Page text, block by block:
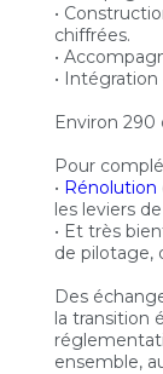
•
chiffrées.
•
•
Environ 290
Pour
• Rénolution
les leviers
• Et très
de pilotage,
Des
la transition
ensemble,